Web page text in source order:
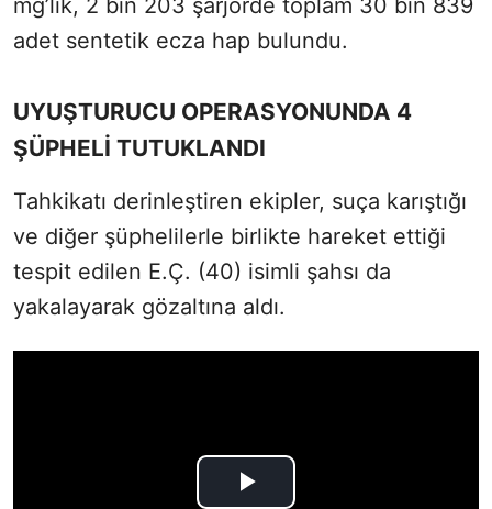
adet sentetik ecza hap bulundu.
UYUŞTURUCU OPERASYONUNDA 4
ŞÜPHELİ TUTUKLANDI
Tahkikatı derinleştiren ekipler, suça karıştığı
ve diğer şüphelilerle birlikte hareket ettiği
tespit edilen E.Ç. (40) isimli şahsı da
yakalayarak gözaltına aldı.